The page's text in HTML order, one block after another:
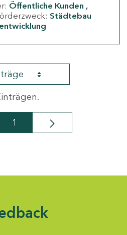
Öffentliche Kunden
Städtebau
Seite
1